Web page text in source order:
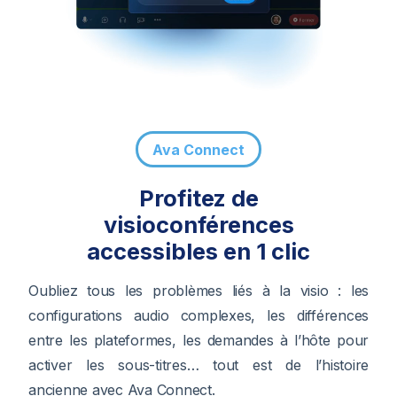
Ava Connect
Profitez de
visioconférences
accessibles en 1 clic
Oubliez tous les problèmes liés à la visio : les
configurations audio complexes, les différences
entre les plateformes, les demandes à l’hôte pour
activer les sous-titres… tout est de l’histoire
ancienne avec Ava Connect.